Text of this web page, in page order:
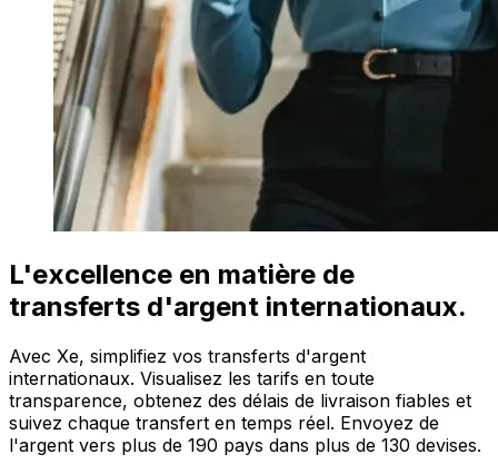
L'excellence en matière de
transferts d'argent internationaux.
Avec Xe, simplifiez vos transferts d'argent
internationaux. Visualisez les tarifs en toute
transparence, obtenez des délais de livraison fiables et
suivez chaque transfert en temps réel. Envoyez de
l'argent vers plus de 190 pays dans plus de 130 devises.